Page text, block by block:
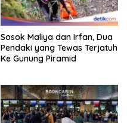
Sosok Maliya dan Irfan, Dua
Pendaki yang Tewas Terjatuh
Ke Gunung Piramid